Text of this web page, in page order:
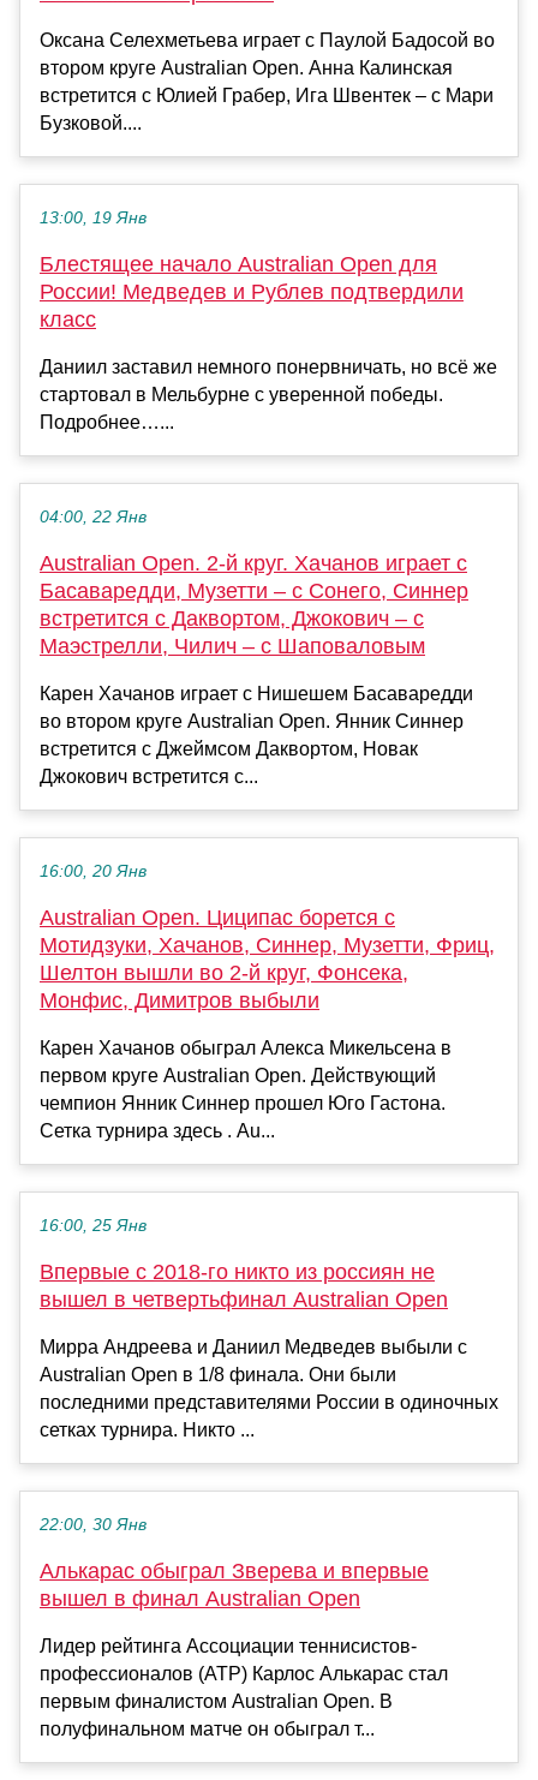
Оксана Селехметьева играет с Паулой Бадосой во
втором круге Australian Open. Анна Калинская
встретится с Юлией Грабер, Ига Швентек – с Мари
Бузковой....
13:00, 19 Янв
Блестящее начало Australian Open для
России! Медведев и Рублев подтвердили
класс
Даниил заставил немного понервничать, но всё же
стартовал в Мельбурне с уверенной победы.
Подробнее…...
04:00, 22 Янв
Australian Open. 2-й круг. Хачанов играет с
Басаваредди, Музетти – с Сонего, Синнер
встретится с Даквортом, Джокович – с
Маэстрелли, Чилич – с Шаповаловым
Карен Хачанов играет с Нишешем Басаваредди
во втором круге Australian Open. Янник Синнер
встретится с Джеймсом Даквортом, Новак
Джокович встретится с...
16:00, 20 Янв
Australian Open. Циципас борется с
Мотидзуки, Хачанов, Синнер, Музетти, Фриц,
Шелтон вышли во 2-й круг, Фонсека,
Монфис, Димитров выбыли
Карен Хачанов обыграл Алекса Микельсена в
первом круге Australian Open. Действующий
чемпион Янник Синнер прошел Юго Гастона.
Сетка турнира здесь . Au...
16:00, 25 Янв
Впервые с 2018-го никто из россиян не
вышел в четвертьфинал Australian Open
Мирра Андреева и Даниил Медведев выбыли с
Australian Open в 1/8 финала. Они были
последними представителями России в одиночных
сетках турнира. Никто ...
22:00, 30 Янв
Алькарас обыграл Зверева и впервые
вышел в финал Australian Open
Лидер рейтинга Ассоциации теннисистов-
профессионалов (ATP) Карлос Алькарас стал
первым финалистом Australian Open. В
полуфинальном матче он обыграл т...